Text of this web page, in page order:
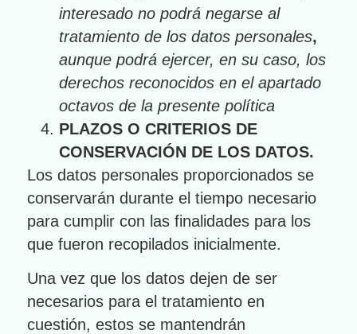
interesado no podrá negarse al
tratamiento de los datos personales,
aunque podrá ejercer, en su caso, los
derechos reconocidos en el apartado
octavos de la presente política
PLAZOS O CRITERIOS DE
CONSERVACIÓN DE LOS DATOS.
Los datos personales proporcionados se
conservarán durante el tiempo necesario
para cumplir con las finalidades para los
que fueron recopilados inicialmente.
Una vez que los datos dejen de ser
necesarios para el tratamiento en
cuestión, estos se mantendrán